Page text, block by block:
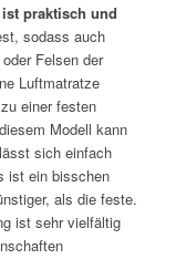
praktisch und
sodass auch
Felsen der
Luftmatratze
einer festen
Modell kann
sich einfach
ist ein bisschen
als die feste.
ist sehr vielfältig